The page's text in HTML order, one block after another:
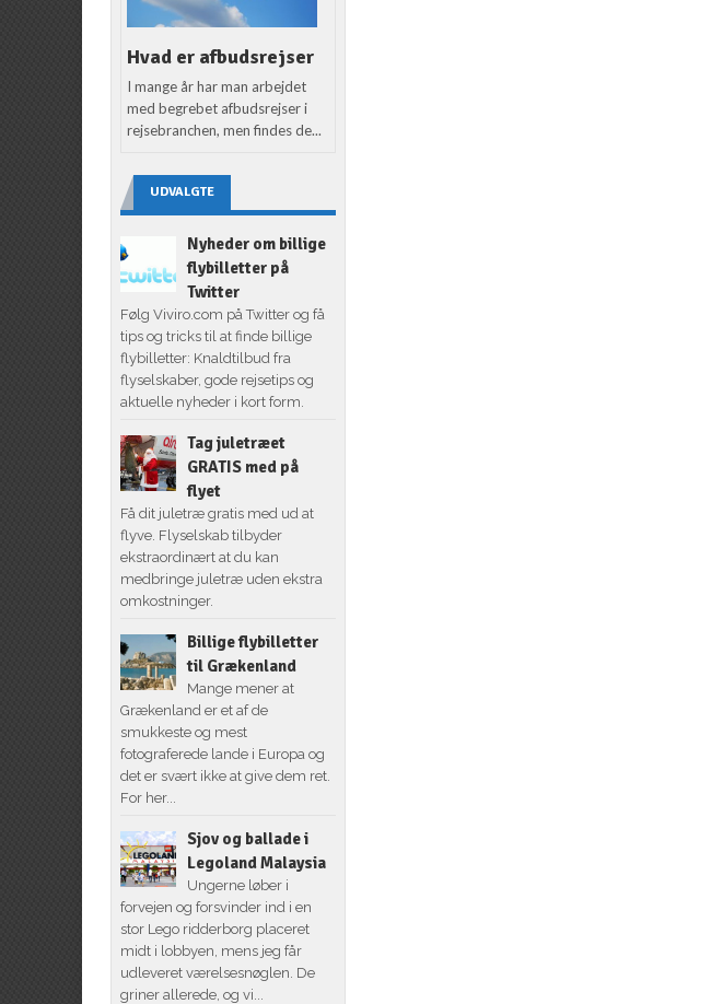
Hvad er afbudsrejser
I mange år har man arbejdet
med begrebet afbudsrejser i
rejsebranchen, men findes de...
UDVALGTE
Nyheder om billige
flybilletter på
Twitter
Følg Viviro.com på Twitter og få
tips og tricks til at finde billige
flybilletter: Knaldtilbud fra
flyselskaber, gode rejsetips og
aktuelle nyheder i kort form.
Tag juletræet
GRATIS med på
flyet
Få dit juletræ gratis med ud at
flyve. Flyselskab tilbyder
ekstraordinært at du kan
medbringe juletræ uden ekstra
omkostninger.
Billige flybilletter
til Grækenland
Mange mener at
Grækenland er et af de
smukkeste og mest
fotograferede lande i Europa og
det er svært ikke at give dem ret.
For her...
Sjov og ballade i
Legoland Malaysia
Ungerne løber i
forvejen og forsvinder ind i en
stor Lego ridderborg placeret
midt i lobbyen, mens jeg får
udleveret værelsesnøglen. De
griner allerede, og vi...